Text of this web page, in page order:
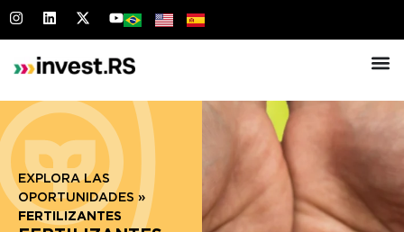
EXPLORA LAS
OPORTUNIDADES »
FERTILIZANTES